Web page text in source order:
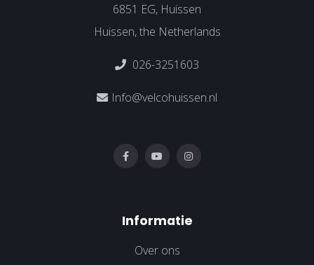
6851 EG, Huissen
Huissen, the Netherlands
026-3251603
Info@velcohuissen.nl
Informatie
Over ons